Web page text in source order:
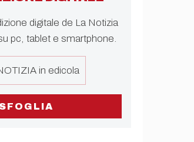
digitale de La Notizia
pc, tablet e smartphone.
SFOGLIA